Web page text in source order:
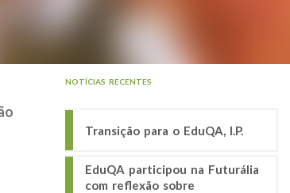
NOTÍCIAS RECENTES
Transição para o EduQA, I.P.
EduQA participou na Futurália
com reflexão sobre